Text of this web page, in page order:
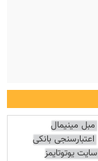
مبل مینیمال
اعتبارسنجی بانکی
سایت یوتوتایمز